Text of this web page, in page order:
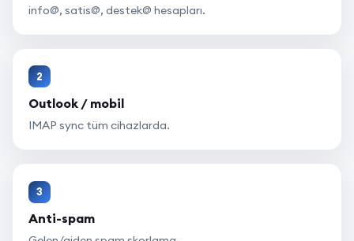
info@, satis@, destek@ hesapları.
2
Outlook / mobil
IMAP sync tüm cihazlarda.
3
Anti-spam